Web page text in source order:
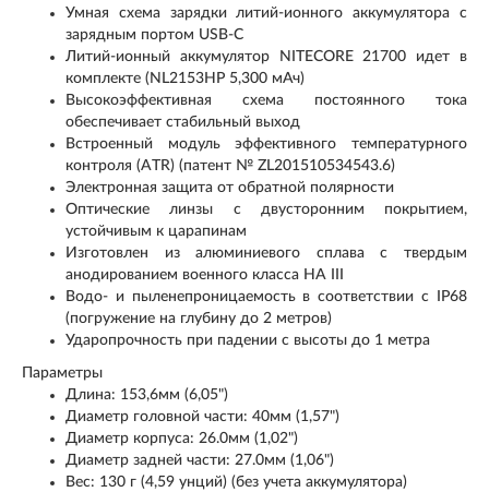
Умная схема зарядки литий-ионного аккумулятора с
зарядным портом USB-C
Литий-ионный аккумулятор NITECORE 21700 идет в
комплекте (NL2153HP 5,300 мАч)
Высокоэффективная схема постоянного тока
обеспечивает стабильный выход
Встроенный модуль эффективного температурного
контроля (ATR) (патент № ZL201510534543.6)
Электронная защита от обратной полярности
Оптические линзы с двусторонним покрытием,
устойчивым к царапинам
Изготовлен из алюминиевого сплава с твердым
анодированием военного класса HA III
Водо- и пыленепроницаемость в соответствии с IP68
(погружение на глубину до 2 метров)
Ударопрочность при падении с высоты до 1 метра
Параметры
Длина: 153,6мм (6,05")
Диаметр головной части: 40мм (1,57")
Диаметр корпуса: 26.0мм (1,02")
Диаметр задней части: 27.0мм (1,06")
Вес: 130 г (4,59 унций) (без учета аккумулятора)